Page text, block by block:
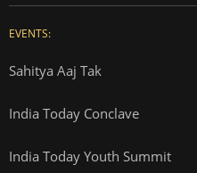
EVENTS:
Sahitya Aaj Tak
India Today Conclave
India Today Youth Summit